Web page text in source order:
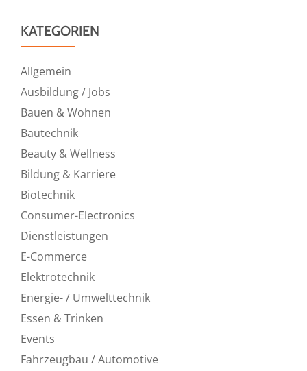
KATEGORIEN
Allgemein
Ausbildung / Jobs
Bauen & Wohnen
Bautechnik
Beauty & Wellness
Bildung & Karriere
Biotechnik
Consumer-Electronics
Dienstleistungen
E-Commerce
Elektrotechnik
Energie- / Umwelttechnik
Essen & Trinken
Events
Fahrzeugbau / Automotive